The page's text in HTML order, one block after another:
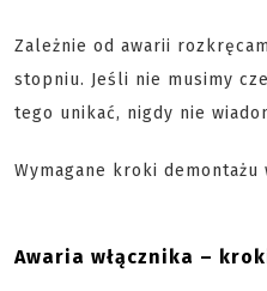
Zależnie od awarii
stopniu. Jeśli nie musimy
tego unikać, nigdy nie
Wymagane kroki demontażu
Awaria włącznika –